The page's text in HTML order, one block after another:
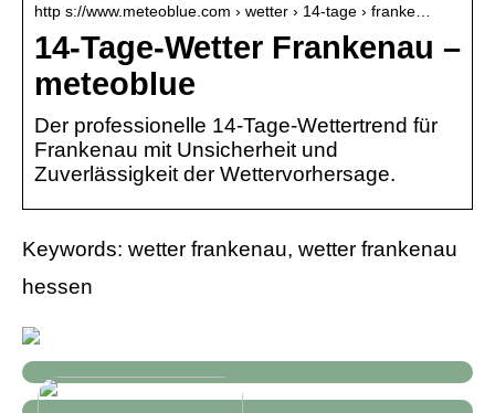
http s://www.meteoblue.com › wetter › 14-tage › franke…
14-Tage-Wetter Frankenau –
meteoblue
Der professionelle 14-Tage-Wettertrend für
Frankenau mit Unsicherheit und
Zuverlässigkeit der Wettervorhersage.
Keywords: wetter frankenau, wetter frankenau
hessen